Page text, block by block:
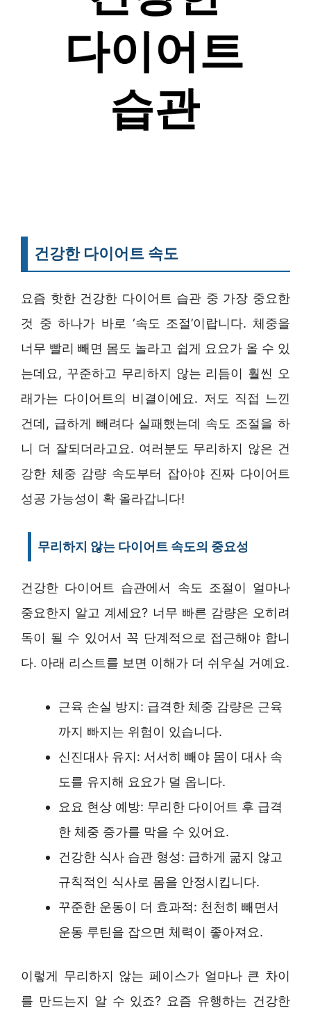
건강한 다이어트 속도
요즘 핫한 건강한 다이어트 습관 중 가장 중요한
것 중 하나가 바로 ‘속도 조절’이랍니다. 체중을
너무 빨리 빼면 몸도 놀라고 쉽게 요요가 올 수 있
는데요, 꾸준하고 무리하지 않는 리듬이 훨씬 오
래가는 다이어트의 비결이에요. 저도 직접 느낀
건데, 급하게 빼려다 실패했는데 속도 조절을 하
니 더 잘되더라고요. 여러분도 무리하지 않은 건
강한 체중 감량 속도부터 잡아야 진짜 다이어트
성공 가능성이 확 올라갑니다!
무리하지 않는 다이어트 속도의 중요성
건강한 다이어트 습관에서 속도 조절이 얼마나
중요한지 알고 계세요? 너무 빠른 감량은 오히려
독이 될 수 있어서 꼭 단계적으로 접근해야 합니
다. 아래 리스트를 보면 이해가 더 쉬우실 거예요.
근육 손실 방지: 급격한 체중 감량은 근육
까지 빠지는 위험이 있습니다.
신진대사 유지: 서서히 빼야 몸이 대사 속
도를 유지해 요요가 덜 옵니다.
요요 현상 예방: 무리한 다이어트 후 급격
한 체중 증가를 막을 수 있어요.
건강한 식사 습관 형성: 급하게 굶지 않고
규칙적인 식사로 몸을 안정시킵니다.
꾸준한 운동이 더 효과적: 천천히 빼면서
운동 루틴을 잡으면 체력이 좋아져요.
이렇게 무리하지 않는 페이스가 얼마나 큰 차이
를 만드는지 알 수 있죠? 요즘 유행하는 건강한